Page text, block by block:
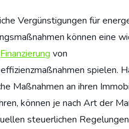
Vergünstigungen für
können eine
Finanzierung von
spielen.
Maßnahmen an ihren
können je nach Art der
steuerlichen